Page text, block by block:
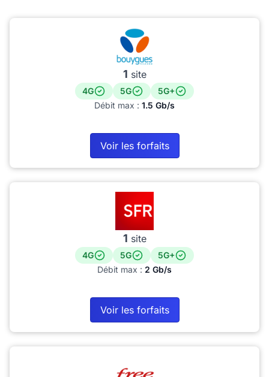
1 site
4G 5G
5G+
Débit max : 1.5 Gb/s
Voir les forfaits
1 site
4G 5G
5G+
Débit max : 2 Gb/s
Voir les forfaits